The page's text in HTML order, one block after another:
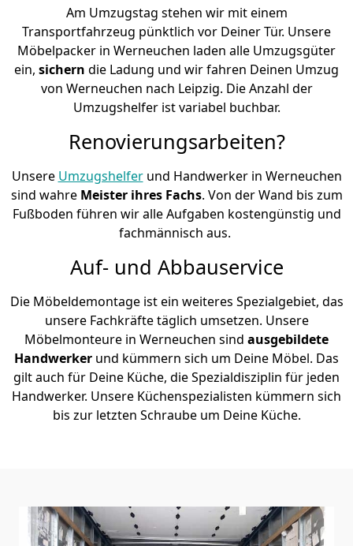
Am Umzugstag stehen wir mit einem
Transportfahrzeug pünktlich vor Deiner Tür. Unsere
Möbelpacker in Werneuchen laden alle Umzugsgüter
ein, sichern die Ladung und wir fahren Deinen Umzug
von Werneuchen nach Leipzig. Die Anzahl der
Umzugshelfer ist variabel buchbar.
Renovierungsarbeiten?
Unsere Umzugshelferund Handwerker in Werneuchen
sind wahre Meister ihres Fachs. Von der Wand bis zum
Fußboden führen wir alle Aufgaben kostengünstig und
fachmännisch aus.
Auf- und Abbauservice
Die Möbeldemontage ist ein weiteres Spezialgebiet, das
unsere Fachkräfte täglich umsetzen. Unsere
Möbelmonteure in Werneuchen sind ausgebildete
Handwerker und kümmern sich um Deine Möbel. Das
gilt auch für Deine Küche, die Spezialdisziplin für jeden
Handwerker. Unsere Küchenspezialisten kümmern sich
bis zur letzten Schraube um Deine Küche.